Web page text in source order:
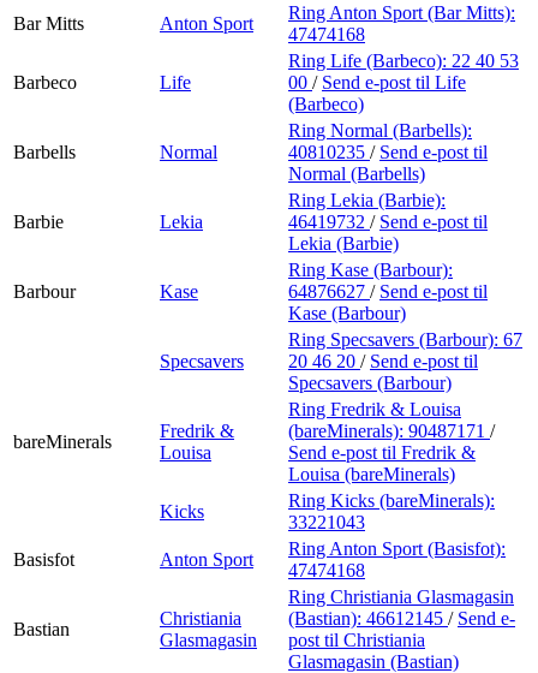
Bar Mitts
Anton Sport
Ring Anton Sport (Bar Mitts):
47474168
Barbeco Life
Ring Life (Barbeco): 22 40 53
00 / Send e-post til Life
(Barbeco)
Barbells Normal
Ring Normal (Barbells):
40810235 / Send e-post til
Normal (Barbells)
Barbie Lekia
Ring Lekia (Barbie):
46419732 / Send e-post til
Lekia (Barbie)
Barbour Kase
Ring Kase (Barbour):
64876627 / Send e-post til
Kase (Barbour)
Specsavers
Ring Specsavers (Barbour): 67
20 46 20 / Send e-post til
Specsavers (Barbour)
bareMinerals
Fredrik &
Louisa
Ring Fredrik & Louisa
(bareMinerals): 90487171 /
Send e-post til Fredrik &
Louisa (bareMinerals)
Kicks
Ring Kicks (bareMinerals):
33221043
Basisfot
Anton Sport
Ring Anton Sport (Basisfot):
47474168
Bastian
Christiania
Glasmagasin
Ring Christiania Glasmagasin
(Bastian): 46612145 / Send e-
post til Christiania
Glasmagasin (Bastian)